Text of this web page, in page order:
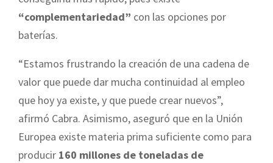
“complementariedad” con las opciones por
baterías.
“Estamos frustrando la creación de una cadena de
valor que puede dar mucha continuidad al empleo
que hoy ya existe, y que puede crear nuevos”,
afirmó Cabra. Asimismo, aseguró que en la Unión
Europea existe materia prima suficiente como para
producir 160 millones de toneladas de